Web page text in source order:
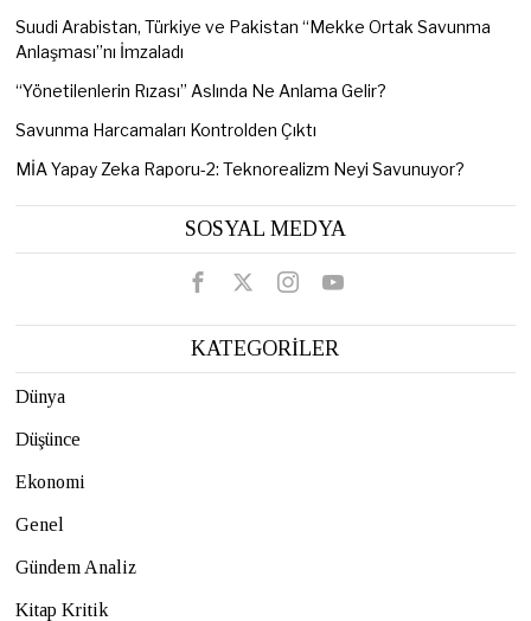
Suudi Arabistan, Türkiye ve Pakistan “Mekke Ortak Savunma
Anlaşması”nı İmzaladı
“Yönetilenlerin Rızası” Aslında Ne Anlama Gelir?
Savunma Harcamaları Kontrolden Çıktı
MİA Yapay Zeka Raporu-2: Teknorealizm Neyi Savunuyor?
SOSYAL MEDYA
KATEGORİLER
Dünya
Düşünce
Ekonomi
Genel
Gündem Analiz
Kitap Kritik